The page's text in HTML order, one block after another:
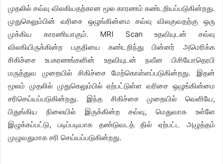
முதலில் சவ்வு விலகியதற்கான மூல காரணம் கண்டறியப்படுகின்றது.
முதுகெலும்பின் வரிசை ஒழுங்கின்மை சவ்வு விலகுவதற்கு ஒரு
முக்கிய காரணியாகும். MRI Scan உதவியுடன் சவ்வு
விலகியிருக்கின்ற பகுதியை கண்டறிந்து பின்னர் அமெரிக்க
சிகிச்சை உபகரணங்களின் உதவியுடன் நவீன பிசியோதெரபி
மருத்துவ முறையில் சிகிச்சை மேற்கொள்ளப்படுகின்றது. இதன்
மூலம் முதலில் முதுகெலும்பில் ஏற்பட்டுள்ள வரிசை ஒழுங்கின்மை
சரிசெய்யப்படுகின்றது. இந்த சிகிச்சை முறையில் வெளியே,
பிதுங்கிய நிலையில் இருக்கின்ற சவ்வு, மெதுவாக உள்ளே
இழுக்கப்பட்டு, படிப்படியாக தண்டுவடத் தில் ஏற்பட்ட அழுத்தம்
முழுவதுமாக சரி செய்யப்படுகின்றது.